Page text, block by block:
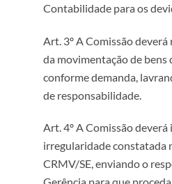
Contabilidade para os
Art. 3º A Comissão
da movimentação de bens
conforme demanda,
de responsabilidade.
Art. 4º A Comissão
irregularidade constatada
CRMV/SE, enviando o